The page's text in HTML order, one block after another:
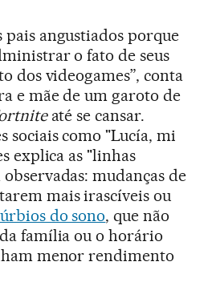
pais angustiados porque
o fato de seus
dos videogames”, conta
e mãe de um garoto de
até se cansar.
sociais como "Lucía, mi
explica as "linhas
mudanças de
mais irascíveis ou
do sono, que não
família ou o horário
menor rendimento